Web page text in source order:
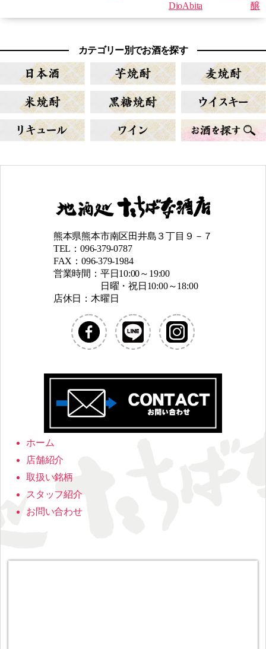
DioAbita
醸
カテゴリー別でお酒を探す
熊本県熊本市南区田井島３丁目９－７
TEL：096-379-0787
FAX：096-379-1984
営業時間：平日10:00～19:00
日曜・祝日10:00～18:00
店休日：木曜日
ホーム
店舗紹介
取扱い銘柄
スタッフ紹介
お問い合わせ